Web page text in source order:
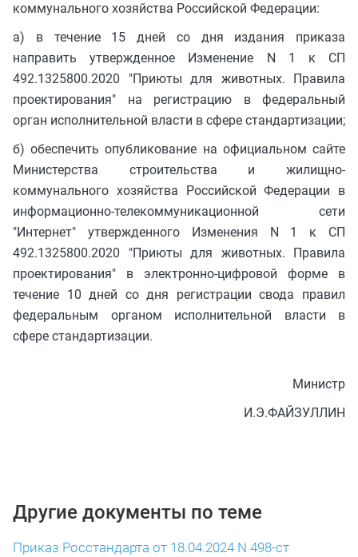
коммунального хозяйства Российской Федерации:
а) в течение 15 дней со дня издания приказа
направить утвержденное Изменение N 1 к СП
492.1325800.2020 "Приюты для животных. Правила
проектирования" на регистрацию в федеральный
орган исполнительной власти в сфере стандартизации;
б) обеспечить опубликование на официальном сайте
Министерства строительства и жилищно-
коммунального хозяйства Российской Федерации в
информационно-телекоммуникационной сети
"Интернет" утвержденного Изменения N 1 к СП
492.1325800.2020 "Приюты для животных. Правила
проектирования" в электронно-цифровой форме в
течение 10 дней со дня регистрации свода правил
федеральным органом исполнительной власти в
сфере стандартизации.
Министр
И.Э.ФАЙЗУЛЛИН
Другие документы по теме
Приказ Росстандарта от 18.04.2024 N 498-ст